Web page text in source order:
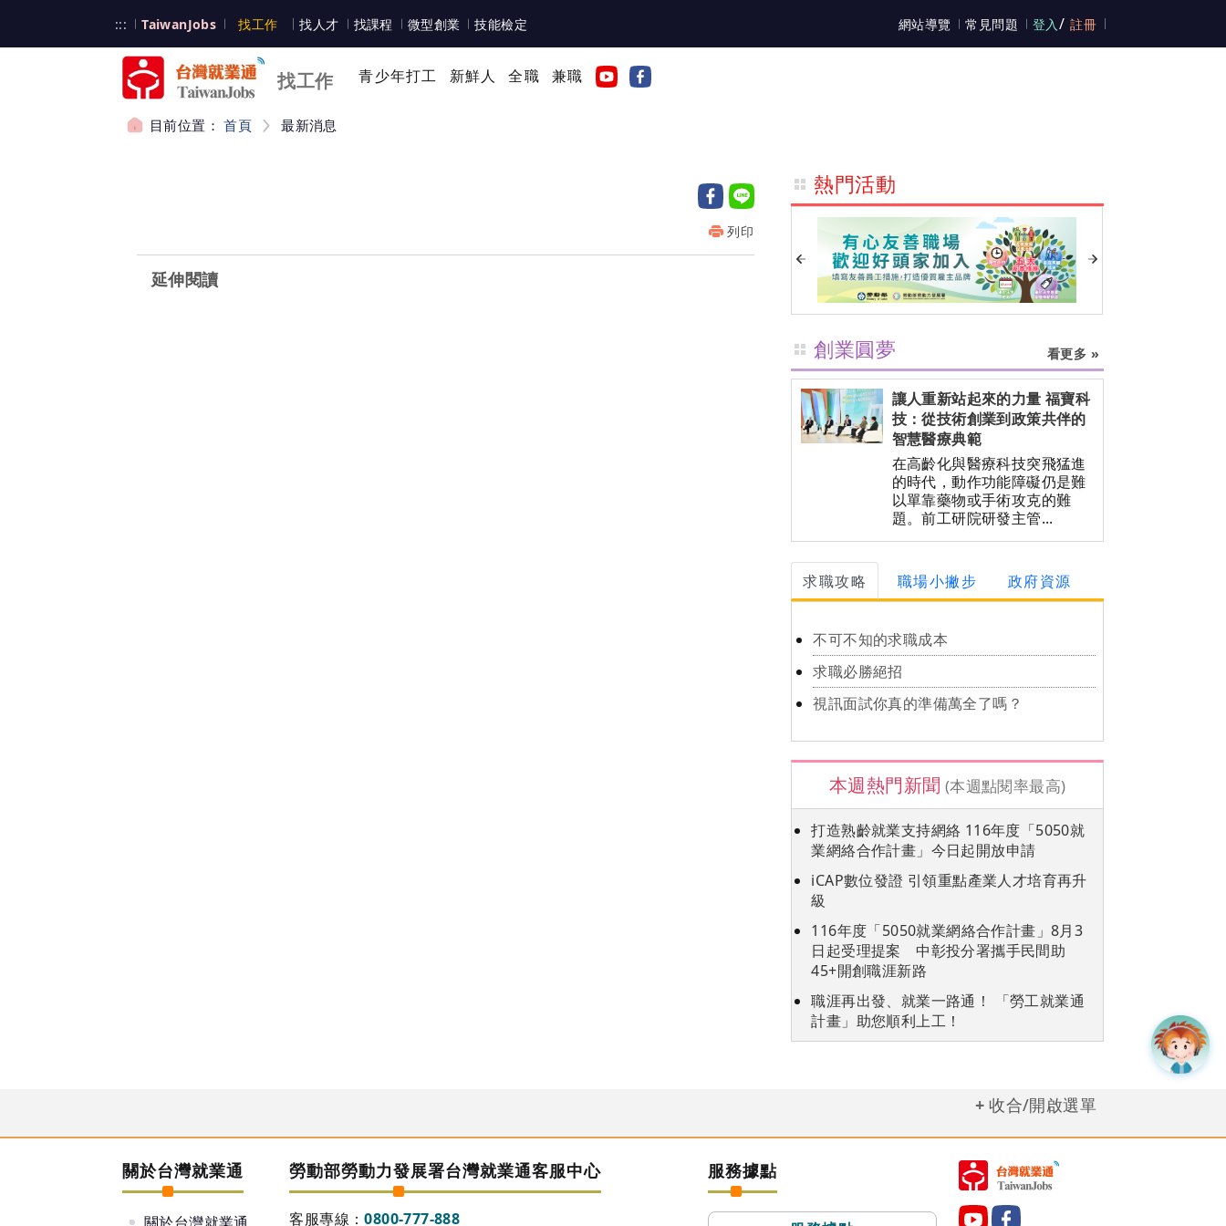
::: TaiwanJobs 台灣就業通
找工作 台灣就業通
找人才 找課程 微型創業 技能檢定 網站導覽 常見問題 登入 / 註冊
找工作 青少年打工 新鮮人 全職 兼職
目前位置：首頁 最新消息
列印
延伸閱讀
熱門活動
創業圓夢 看更多 »
讓人重新站起來的力量 福寶科
技：從技術創業到政策共伴的
智慧醫療典範
在高齡化與醫療科技突飛猛進
的時代，動作功能障礙仍是難
以單靠藥物或手術攻克的難
題。前工研院研發主管...
求職攻略 職場小撇步 政府資源
不可不知的求職成本
求職必勝絕招
視訊面試你真的準備萬全了嗎？
本週熱門新聞 (本週點閱率最高)
打造熟齡就業支持網絡 116年度「5050就
業網絡合作計畫」今日起開放申請
iCAP數位發證 引領重點產業人才培育再升
級
116年度「5050就業網絡合作計畫」8月3
日起受理提案 中彰投分署攜手民間助
45+開創職涯新路
職涯再出發、就業一路通！ 「勞工就業通
計畫」助您順利上工！
收合/開啟選單
關於台灣就業通 勞動部勞動力發展署台灣就業通客服中心
客服專線：0800-777-888
服務據點